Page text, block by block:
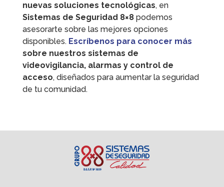
nuevas soluciones tecnológicas, en
Sistemas de Seguridad 8×8podemos
asesorarte sobre las mejores opciones
disponibles. Escríbenos para conocer más
sobre nuestros sistemas de
videovigilancia, alarmas y control de
acceso, diseñados para aumentar la seguridad
de tu comunidad.